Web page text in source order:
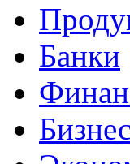
Банки
Бизнес